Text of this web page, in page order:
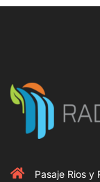
Pasaje Rios y